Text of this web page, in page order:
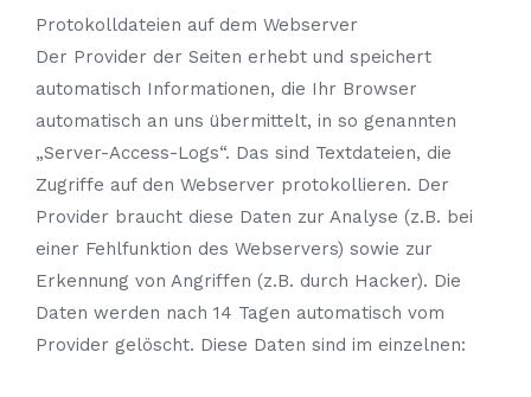
Protokolldateien auf dem Webserver
Der Provider der Seiten erhebt und speichert
automatisch Informationen, die Ihr Browser
automatisch an uns übermittelt, in so genannten
„Server-Access-Logs“. Das sind Textdateien, die
Zugriffe auf den Webserver protokollieren. Der
Provider braucht diese Daten zur Analyse (z.B. bei
einer Fehlfunktion des Webservers) sowie zur
Erkennung von Angriffen (z.B. durch Hacker). Die
Daten werden nach 14 Tagen automatisch vom
Provider gelöscht. Diese Daten sind im einzelnen: